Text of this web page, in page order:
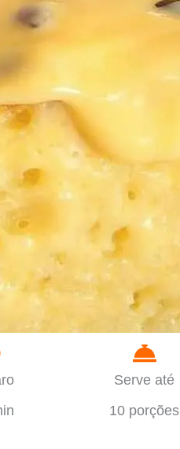
Serve até
10 porções